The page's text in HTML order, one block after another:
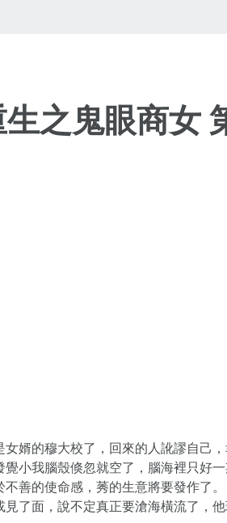
之鬼眼商女
婿的穆大校了，回來的人訛謬自己
小我腦殼倏忽就空了，腦海裡只好
善的使命感，莠的生意將要發作了。
了面，說不定真正要滄海橫流了，他